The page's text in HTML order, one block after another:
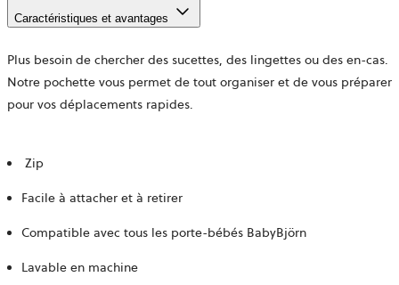
Caractéristiques et avantages
Plus besoin de chercher des sucettes, des lingettes ou des en-cas.
Notre pochette vous permet de tout organiser et de vous préparer
pour vos déplacements rapides.
Zip
Facile à attacher et à retirer
Compatible avec tous les porte-bébés BabyBjörn
Lavable en machine